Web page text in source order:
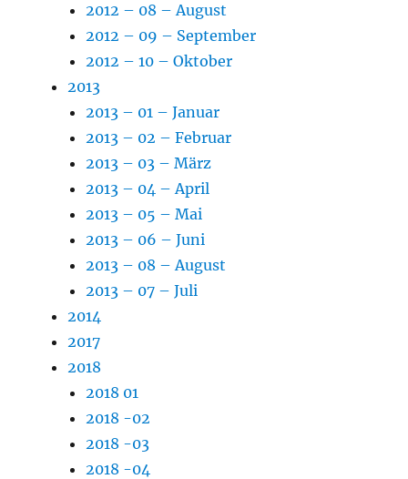
2012 – 08 – August
2012 – 09 – September
2012 – 10 – Oktober
2013
2013 – 01 – Januar
2013 – 02 – Februar
2013 – 03 – März
2013 – 04 – April
2013 – 05 – Mai
2013 – 06 – Juni
2013 – 08 – August
2013 – 07 – Juli
2014
2017
2018
2018 01
2018 -02
2018 -03
2018 -04